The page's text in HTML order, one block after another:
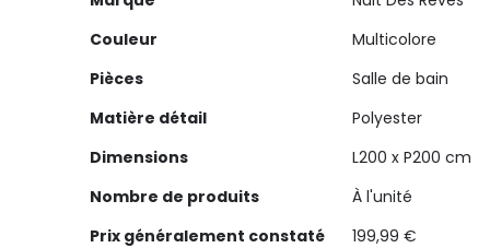
of
the
gallery
Couleur
Multicolore
Pièces
Salle de bain
Matière détail
Polyester
Dimensions
L200 x P200 cm
Nombre de produits
À l'unité
Prix généralement constaté
199,99 €